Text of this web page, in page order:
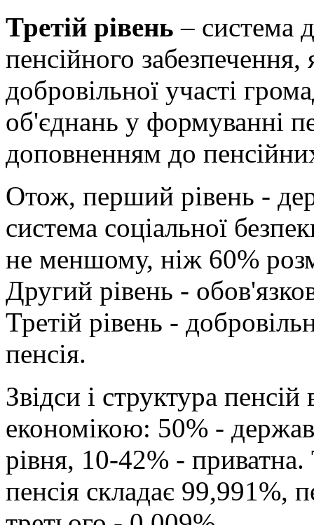
Третій рівень – система
пенсійного забезпечення,
добровільної участі
об'єднань у формуванні
доповненням до
Отож, перший рівень -
система соціальної
не меншому, ніж 60%
Другий рівень -
Третій рівень -
пенсія.
Звідси і структура
економікою: 50% -
рівня, 10-42% - приватна.
пенсія складає 99,991%,